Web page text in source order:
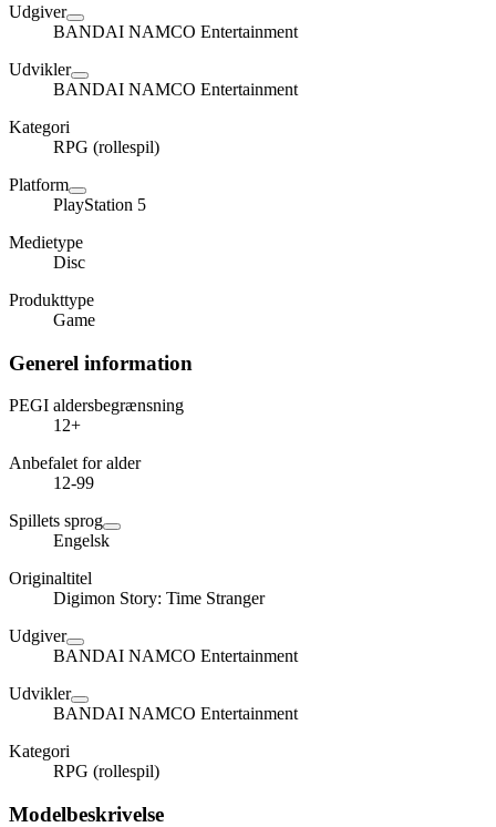
Udgiver
BANDAI NAMCO Entertainment
Udvikler
BANDAI NAMCO Entertainment
Kategori
RPG (rollespil)
Platform
PlayStation 5
Medietype
Disc
Produkttype
Game
Generel information
PEGI aldersbegrænsning
12+
Anbefalet for alder
12-99
Spillets sprog
Engelsk
Originaltitel
Digimon Story: Time Stranger
Udgiver
BANDAI NAMCO Entertainment
Udvikler
BANDAI NAMCO Entertainment
Kategori
RPG (rollespil)
Modelbeskrivelse